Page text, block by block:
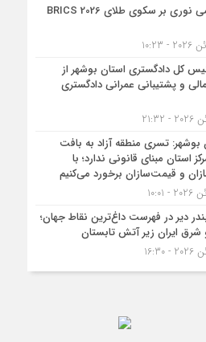
پتروشیمی نوری بر سکوی طلای BRICS 2026
کل دادگستری استان بوشهر از
و پشتیبانی عمرانی دادگستری
بوشهر: تسری منطقه آزاد به بافت
استان مبنای قانونی ندارد؛ با
و قیمت‌سازان برخورد می‌کنیم
دیر در فهرست داغ‌ترین نقاط جهان؛
ایران زیر آتش تابستان